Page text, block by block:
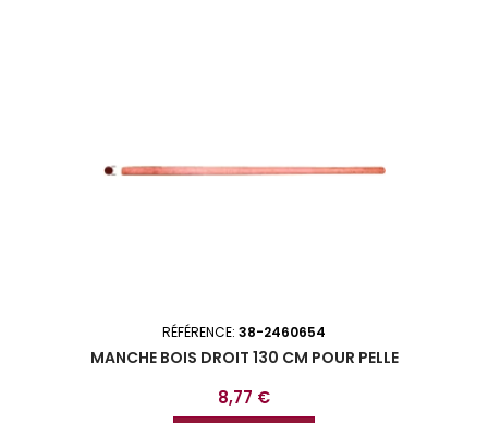
RÉFÉRENCE: 38-2460654
MANCHE BOIS DROIT 130 CM POUR PELLE
Prix
8,77 €